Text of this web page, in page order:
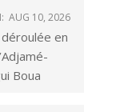
AUG 10, 2026
en
Boua